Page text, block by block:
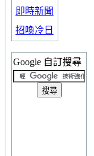
即時新聞
招喚冷日
Google 自訂搜尋